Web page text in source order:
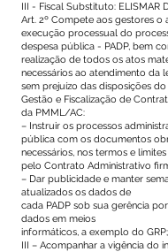
III - Fiscal Substituto: ELISMAR
Art. 2º Compete aos gestores o
execução processual do
despesa pública - PADP, bem
realização de todos os atos
necessários ao atendimento da
sem prejuízo das disposições
Gestão e Fiscalização de
da PMML/AC:
– Instruir os processos
pública com os documentos
necessários, nos termos e
pelo Contrato Administrativo
– Dar publicidade e manter
atualizados os dados de
cada PADP sob sua gerência
dados em meios
informáticos, a exemplo do GRP;
III – Acompanhar a vigência do